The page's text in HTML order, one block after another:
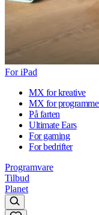
For iPad
MX for kreative
MX for
På farten
Ultimate Ears
For gaming
For bedrifter
Programvare
Tilbud
Planet